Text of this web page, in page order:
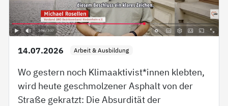
14.07.2026 Arbeit & Ausbildung
Wo gestern noch Klimaaktivist*innen klebten,
wird heute geschmolzener Asphalt von der
Straße gekratzt: Die Absurdität der